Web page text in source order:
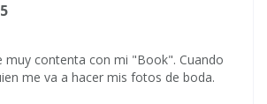
muy contenta con mi "Book". Cuando
me va a hacer mis fotos de boda.